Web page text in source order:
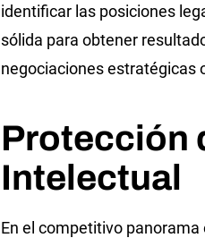
identificar las posiciones
sólida para obtener
negociaciones estratégicas
Protección
Intelectual
En el competitivo